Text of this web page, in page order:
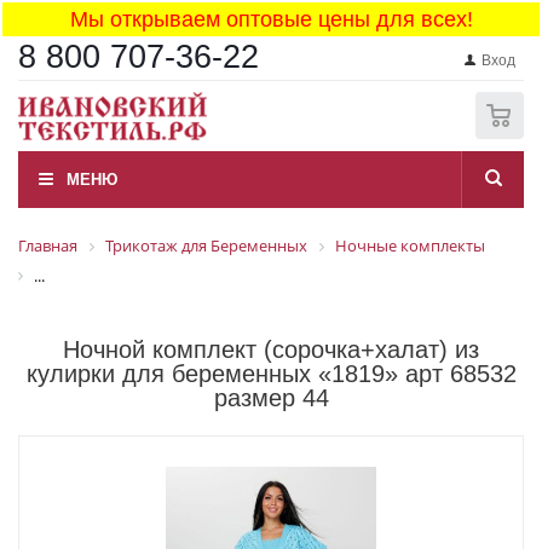
Мы открываем оптовые цены для всех!
8 800 707-36-22 Вход
МЕНЮ
Главная Трикотаж для Беременных
Ночные комплекты
...
Ночной комплект (сорочка+халат) из
кулирки для беременных «1819» арт 68532
размер 44